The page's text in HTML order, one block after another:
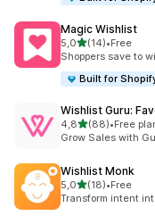
Magic Wishlist
5,05 yıldız üzerinden
(14)
toplam 14•Free
Shoppers save to
Built for
Wishlist Guru:
4,85 yıldız
(88)
toplam 88•Free
Grow Sales with
Wishlist Monk
5,05 yıldız üzerinden
(18)
toplam 18•Free
Transform intent